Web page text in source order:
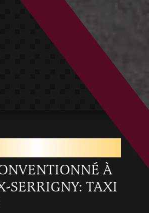
À
SERRIGNY: TAXI